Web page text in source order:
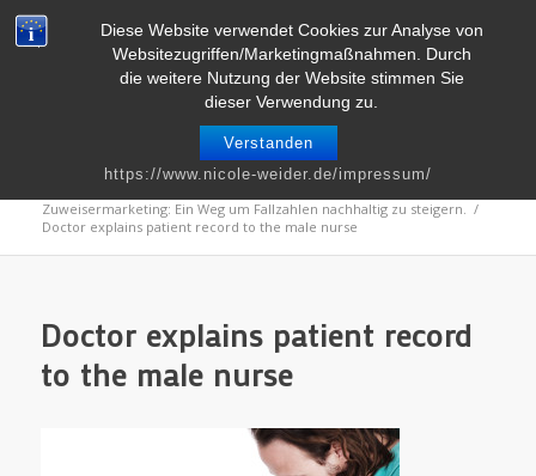
Diese Website verwendet Cookies zur Analyse von
Websitezugriffen/Marketingmaßnahmen. Durch
die weitere Nutzung der Website stimmen Sie
dieser Verwendung zu.
Verstanden
https://www.nicole-weider.de/impressum/
Zuweisermarketing: Ein Weg um Fallzahlen nachhaltig zu steigern. /
Doctor explains patient record to the male nurse
Doctor explains patient record
to the male nurse